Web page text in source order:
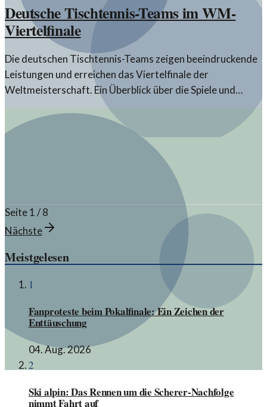
Deutsche Tischtennis-Teams im WM-
Viertelfinale
Die deutschen Tischtennis-Teams zeigen beeindruckende
Leistungen und erreichen das Viertelfinale der
Weltmeisterschaft. Ein Überblick über die Spiele und
Seite1/8
Nächste
Meistgelesen
1
Fanproteste beim Pokalfinale: Ein Zeichen der
Enttäuschung
04. Aug. 2026
2
Ski alpin: Das Rennen um die Scherer-Nachfolge
nimmt Fahrt auf